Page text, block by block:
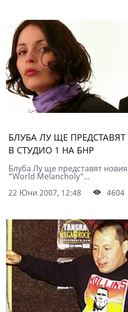
БЛУБА ЛУ ЩЕ
В СТУДИО 1 НА БНР
Блуба Лу ще представят
"World Melancholy"...
22 Юни 2007, 12:48
4604